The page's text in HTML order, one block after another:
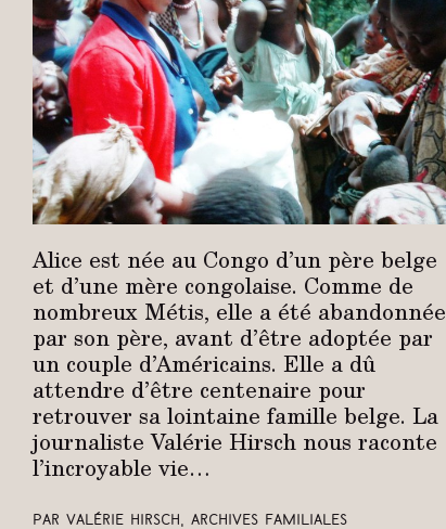
Alice est née au Congo d’un père belge
et d’une mère congolaise. Comme de
nombreux Métis, elle a été abandonnée
par son père, avant d’être adoptée par
un couple d’Américains. Elle a dû
attendre d’être centenaire pour
retrouver sa lointaine famille belge. La
journaliste Valérie Hirsch nous raconte
l’incroyable vie…
Par Valérie Hirsch, Archives familiales